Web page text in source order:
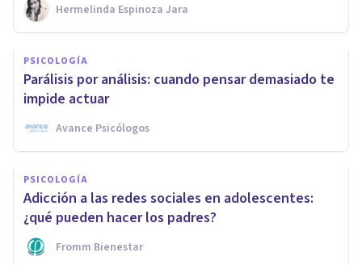
Hermelinda Espinoza Jara
PSICOLOGÍA
Parálisis por análisis: cuando pensar demasiado te
impide actuar
Avance Psicólogos
PSICOLOGÍA
Adicción a las redes sociales en adolescentes:
¿qué pueden hacer los padres?
Fromm Bienestar